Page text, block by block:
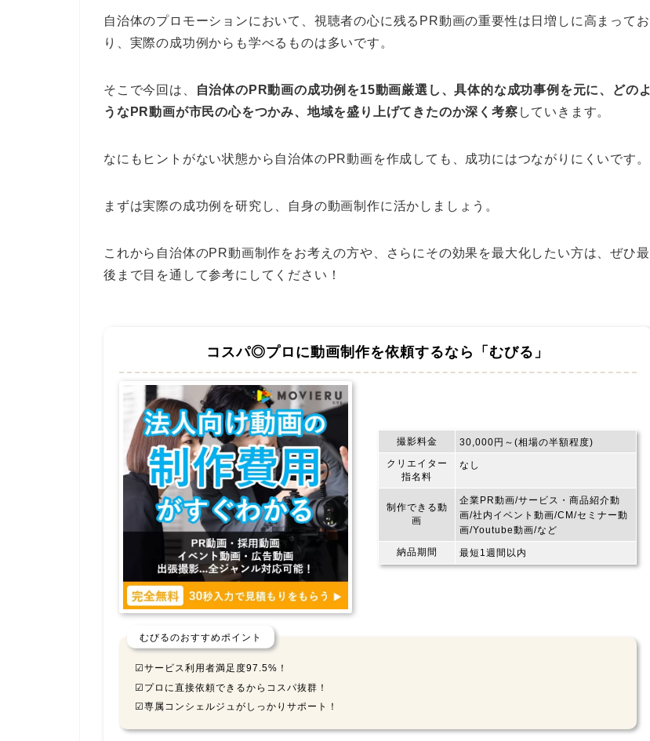
自治体のプロモーションにおいて、視聴者の心に残るPR動画の重要性は日増しに高まってお
り、実際の成功例からも学べるものは多いです。
そこで今回は、
自治体のPR動画の成功例を15動画厳選し、具体的な成功事例を元に、どのよ
うなPR動画が市民の心をつかみ、地域を盛り上げてきたのか深く考察 していきます。
なにもヒントがない状態から自治体のPR動画を作成しても、成功にはつながりにくいです。
まずは実際の成功例を研究し、自身の動画制作に活かしましょう。
これから自治体のPR動画制作をお考えの方や、さらにその効果を最大化したい方は、ぜひ最
後まで目を通して参考にしてください！
コスパ◎プロに動画制作を依頼するなら 「むびる」
撮影料金
30,000円～(相場の半額程度)
クリエイター
指名料
なし
制作できる動
画
企業PR動画/サービス・商品紹介動
画/社内イベント動画/CM/セミナー動
画/Youtube動画/など
納品期間 最短1週間以内
むびるのおすすめポイント
☑サービス利用者満足度97.5%！
☑プロに直接依頼できるからコスパ抜群！
☑専属コンシェルジュがしっかりサポート！